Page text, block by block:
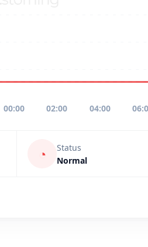
00:00 02:00 04:00
◔
Status
Normal